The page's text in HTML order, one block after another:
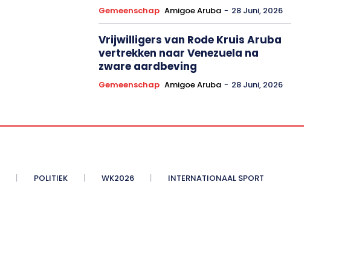
Gemeenschap Amigoe Aruba - 28 Juni, 2026
Vrijwilligers van Rode Kruis Aruba
vertrekken naar Venezuela na
zware aardbeving
Gemeenschap Amigoe Aruba - 28 Juni, 2026
POLITIEK WK2026 INTERNATIONAAL SPORT